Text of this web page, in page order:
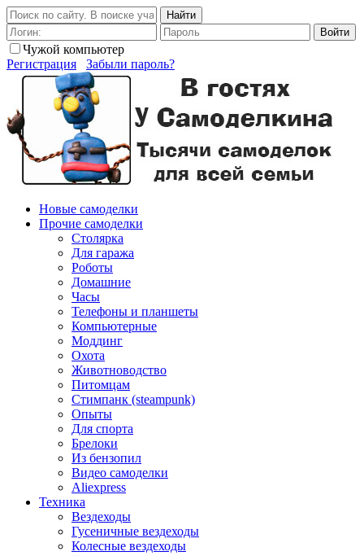
Найти
Войти
Чужой компьютер
Регистрация
Забыли пароль?
Новые самоделки
Прочие самоделки
Столярка
Для гаража
Роботы
Домашние
Часы
Телефоны и планшеты
Компьютерные
Моддинг
Охота
Животноводство
Питомцам
Стимпанк (steampunk)
Опыты
Для спорта
Брелоки
Из бензопил
Видео самоделки
Aliexpress
Техника
Вездеходы
Гусеничные вездеходы
Колесные вездеходы